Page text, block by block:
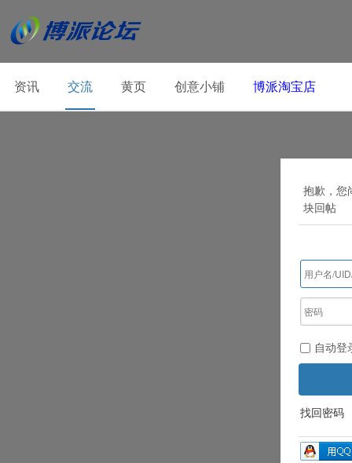
资讯 交流 黄页 创意小铺 博派淘宝店
抱歉，您
块回帖
自动登
找回密码